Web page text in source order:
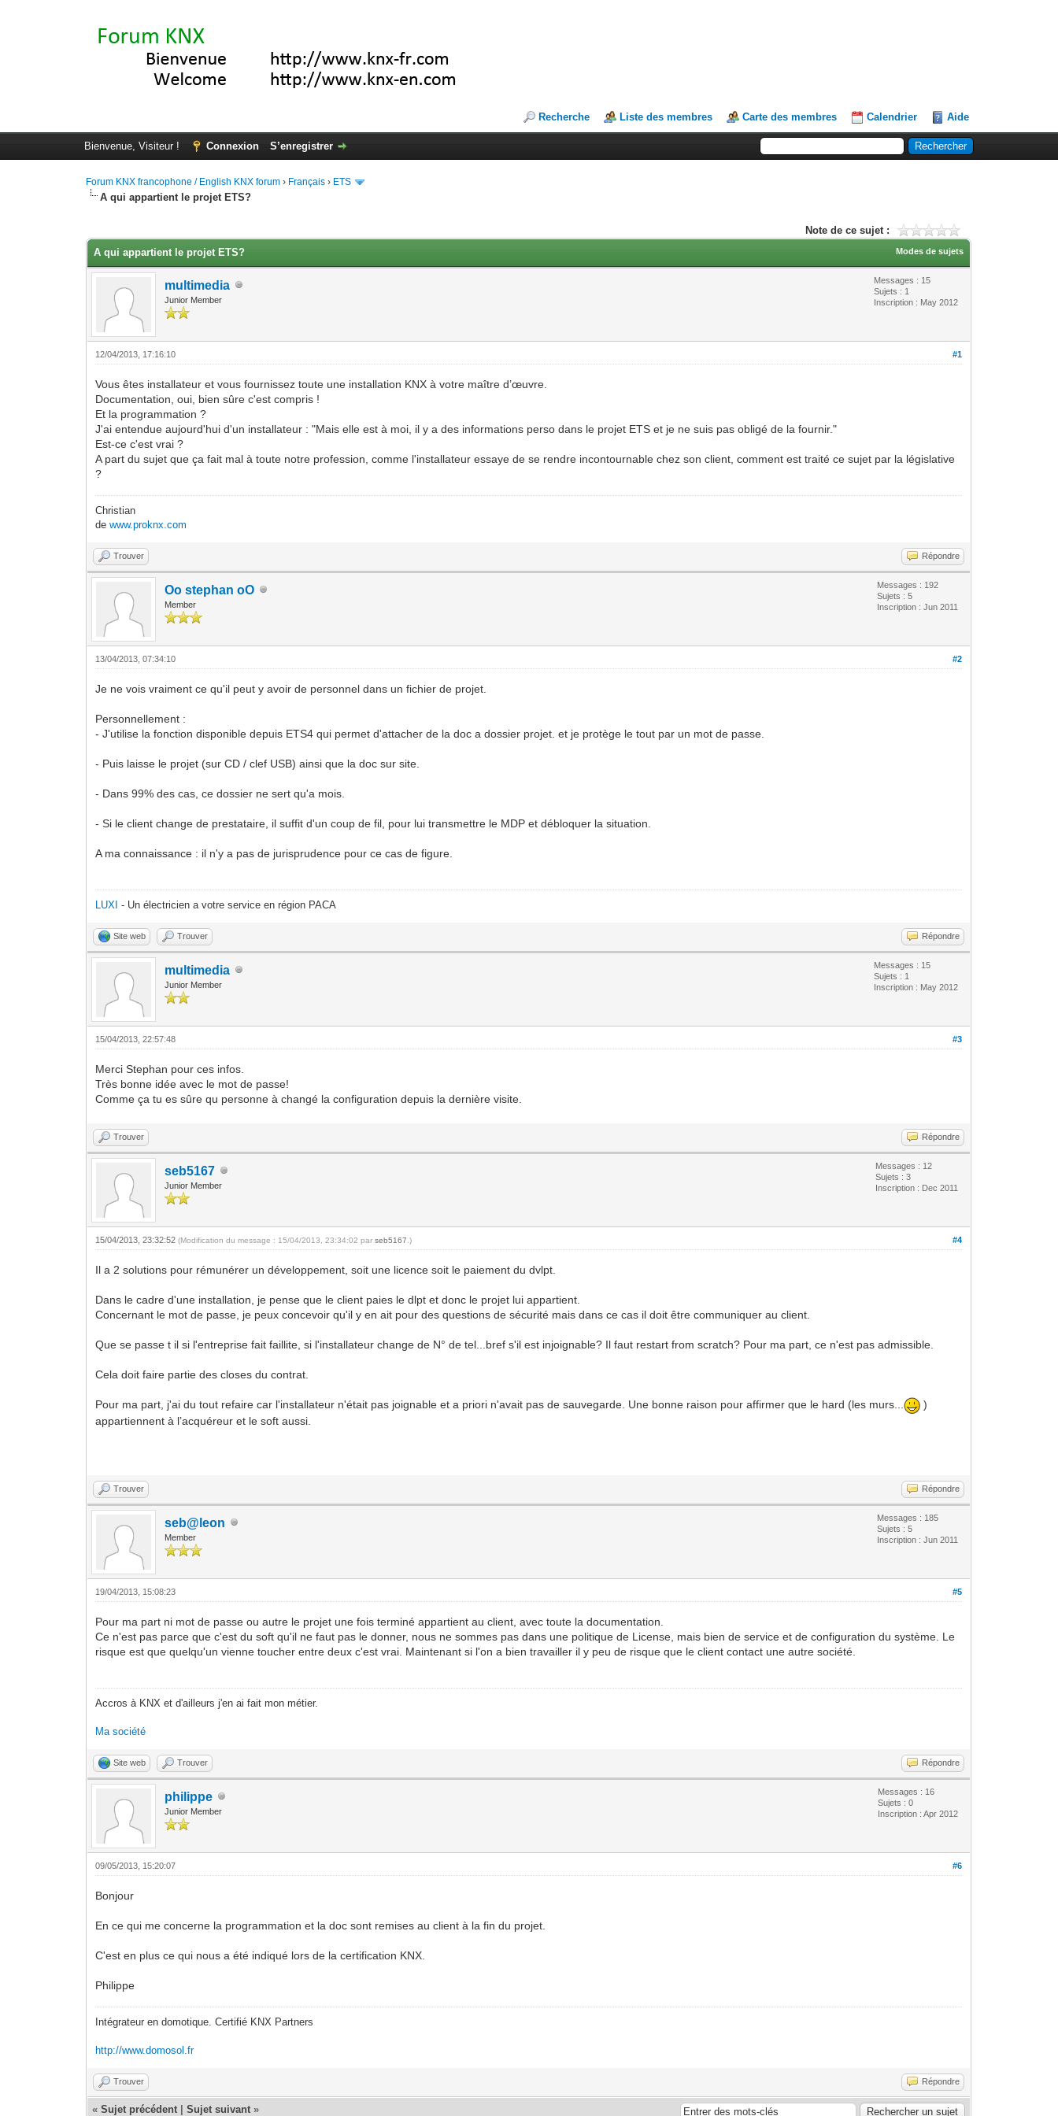
Recherche Liste des membres Carte des membres Calendrier Aide
Bienvenue, Visiteur ! Connexion S’enregistrer
Forum KNX francophone / English KNX forum › Français › ETS
A qui appartient le projet ETS?
Note de ce sujet :
Modes de sujets
A qui appartient le projet ETS?
multimedia
Junior Member
Messages : 15
Sujets : 1
Inscription : May 2012
#1
12/04/2013, 17:16:10
Vous êtes installateur et vous fournissez toute une installation KNX à votre maître d’œuvre.
Documentation, oui, bien sûre c'est compris !
Et la programmation ?
J'ai entendue aujourd'hui d'un installateur : "Mais elle est à moi, il y a des informations perso dans le projet ETS et je ne suis pas obligé de la fournir."
Est-ce c'est vrai ?
A part du sujet que ça fait mal à toute notre profession, comme l'installateur essaye de se rendre incontournable chez son client, comment est traité ce sujet par la législative
?
Christian
dewww.proknx.com
Trouver Répondre
Oo stephan oO
Member
Messages : 192
Sujets : 5
Inscription : Jun 2011
#2
13/04/2013, 07:34:10
Je ne vois vraiment ce qu'il peut y avoir de personnel dans un fichier de projet.
Personnellement :
- J'utilise la fonction disponible depuis ETS4 qui permet d'attacher de la doc a dossier projet. et je protège le tout par un mot de passe.
- Puis laisse le projet (sur CD / clef USB) ainsi que la doc sur site.
- Dans 99% des cas, ce dossier ne sert qu'a mois.
- Si le client change de prestataire, il suffit d'un coup de fil, pour lui transmettre le MDP et débloquer la situation.
A ma connaissance : il n'y a pas de jurisprudence pour ce cas de figure.
LUXI - Un électricien a votre service en région PACA
Site web Trouver Répondre
multimedia
Junior Member
Messages : 15
Sujets : 1
Inscription : May 2012
#3
15/04/2013, 22:57:48
Merci Stephan pour ces infos.
Très bonne idée avec le mot de passe!
Comme ça tu es sûre qu personne à changé la configuration depuis la dernière visite.
Trouver Répondre
seb5167
Junior Member
Messages : 12
Sujets : 3
Inscription : Dec 2011
#4
15/04/2013, 23:32:52(Modification du message : 15/04/2013, 23:34:02 parseb5167 .)
Il a 2 solutions pour rémunérer un développement, soit une licence soit le paiement du dvlpt.
Dans le cadre d'une installation, je pense que le client paies le dlpt et donc le projet lui appartient.
Concernant le mot de passe, je peux concevoir qu'il y en ait pour des questions de sécurité mais dans ce cas il doit être communiquer au client.
Que se passe t il si l'entreprise fait faillite, si l'installateur change de N° de tel...bref s'il est injoignable? Il faut restart from scratch? Pour ma part, ce n'est pas admissible.
Cela doit faire partie des closes du contrat.
Pour ma part, j'ai du tout refaire car l'installateur n'était pas joignable et a priori n'avait pas de sauvegarde. Une bonne raison pour affirmer que le hard (les murs...
)
appartiennent à l’acquéreur et le soft aussi.
Trouver Répondre
seb@leon
Member
Messages : 185
Sujets : 5
Inscription : Jun 2011
#5
19/04/2013, 15:08:23
Pour ma part ni mot de passe ou autre le projet une fois terminé appartient au client, avec toute la documentation.
Ce n'est pas parce que c'est du soft qu'il ne faut pas le donner, nous ne sommes pas dans une politique de License, mais bien de service et de configuration du système. Le
risque est que quelqu'un vienne toucher entre deux c'est vrai. Maintenant si l'on a bien travailler il y peu de risque que le client contact une autre société.
Accros à KNX et d'ailleurs j'en ai fait mon métier.
Ma société
Site web Trouver Répondre
philippe
Junior Member
Messages : 16
Sujets : 0
Inscription : Apr 2012
#6
09/05/2013, 15:20:07
Bonjour
En ce qui me concerne la programmation et la doc sont remises au client à la fin du projet.
C'est en plus ce qui nous a été indiqué lors de la certification KNX.
Philippe
Intégrateur en domotique. Certifié KNX Partners
http://www.domosol.fr
Trouver Répondre
«Sujet précédent |Sujet suivant »